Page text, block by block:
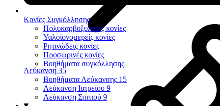
Κονίες Συγκόλλησης
Πολυκαρβοξυλικές κονίες
Υαλοϊονομερείς κονίες
Ρητινώδεις κονίες
Προσωρινές κονίες
Βοηθήματα συγκόλλησης
Λεύκανση 35
Βοηθήματα Λεύκανσης 15
Λεύκανση Ιατρείου 9
Λεύκανση Σπιτιού 9